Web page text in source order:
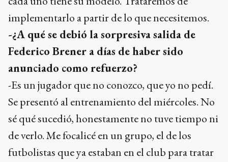
implementarlo a partir de lo que necesitemos.
-¿A qué se debió la sorpresiva salida de
Federico Brener a días de haber sido
anunciado como refuerzo?
-Es un jugador que no conozco, que yo no pedí.
Se presentó al entrenamiento del miércoles. No
sé qué sucedió, honestamente no tuve tiempo ni
de verlo. Me focalicé en un grupo, el de los
futbolistas que ya estaban en el club para tratar